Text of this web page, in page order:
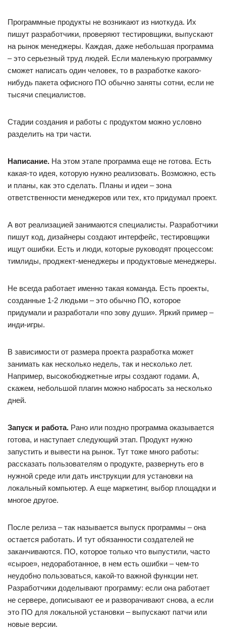
Программные продукты не возникают из ниоткуда. Их
пишут разработчики, проверяют тестировщики, выпускают
на рынок менеджеры. Каждая, даже небольшая программа
– это серьезный труд людей. Если маленькую программку
сможет написать один человек, то в разработке какого-
нибудь пакета офисного ПО обычно заняты сотни, если не
тысячи специалистов.
Стадии создания и работы с продуктом можно условно
разделить на три части.
Написание. На этом этапе программа еще не готова. Есть
какая-то идея, которую нужно реализовать. Возможно, есть
и планы, как это сделать. Планы и идеи – зона
ответственности менеджеров или тех, кто придумал проект.
А вот реализацией занимаются специалисты. Разработчики
пишут код, дизайнеры создают интерфейс, тестировщики
ищут ошибки. Есть и люди, которые руководят процессом:
тимлиды, проджект-менеджеры и продуктовые менеджеры.
Не всегда работает именно такая команда. Есть проекты,
созданные 1-2 людьми – это обычно ПО, которое
придумали и разработали «по зову души». Яркий пример –
инди-игры.
В зависимости от размера проекта разработка может
занимать как несколько недель, так и несколько лет.
Например, высокобюджетные игры создают годами. А,
скажем, небольшой плагин можно набросать за несколько
дней.
Запуск и работа. Рано или поздно программа оказывается
готова, и наступает следующий этап. Продукт нужно
запустить и вывести на рынок. Тут тоже много работы:
рассказать пользователям о продукте, развернуть его в
нужной среде или дать инструкции для установки на
локальный компьютер. А еще маркетинг, выбор площадки и
многое другое.
После релиза – так называется выпуск программы – она
остается работать. И тут обязанности создателей не
заканчиваются. ПО, которое только что выпустили, часто
«сырое», недоработанное, в нем есть ошибки – чем-то
неудобно пользоваться, какой-то важной функции нет.
Разработчики доделывают программу: если она работает
не сервере, дописывают ее и разворачивают снова, а если
это ПО для локальной установки – выпускают патчи или
новые версии.